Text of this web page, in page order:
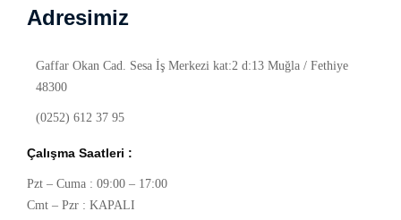
Adresimiz
Gaffar Okan Cad. Sesa İş Merkezi kat:2 d:13 Muğla / Fethiye
48300
(0252) 612 37 95
Çalışma Saatleri :
Pzt – Cuma : 09:00 – 17:00
Cmt – Pzr : KAPALI